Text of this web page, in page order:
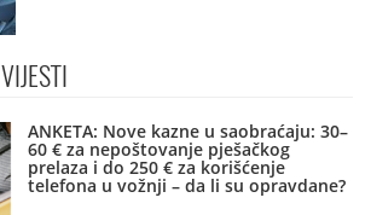
VIJESTI
ANKETA: Nove kazne u saobraćaju: 30–
60 € za nepoštovanje pješačkog
prelaza i do 250 € za korišćenje
telefona u vožnji – da li su opravdane?